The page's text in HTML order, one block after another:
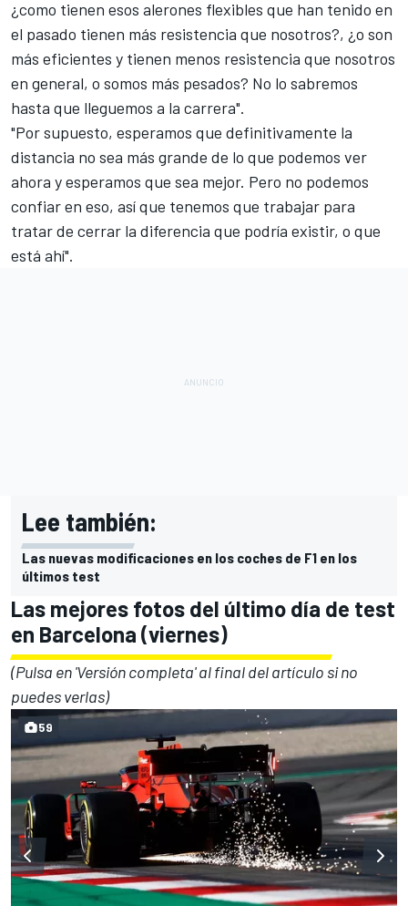
¿como tienen esos alerones flexibles que han tenido en
el pasado tienen más resistencia que nosotros?, ¿o son
más eficientes y tienen menos resistencia que nosotros
en general, o somos más pesados? No lo sabremos
hasta que lleguemos a la carrera".
"Por supuesto, esperamos que definitivamente la
distancia no sea más grande de lo que podemos ver
ahora y esperamos que sea mejor. Pero no podemos
confiar en eso, así que tenemos que trabajar para
tratar de cerrar la diferencia que podría existir, o que
está ahí".
Lee también:
Las nuevas modificaciones en los coches de F1 en los
últimos test
Las mejores fotos del último día de test
en Barcelona (viernes)
(Pulsa en 'Versión completa' al final del artículo si no
puedes verlas)
59